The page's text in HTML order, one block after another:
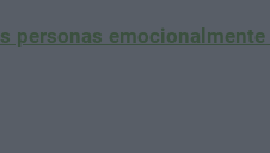
personas